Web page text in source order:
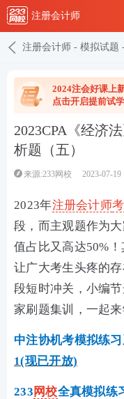
注册会计师
注册会计师 - 模拟试题 -
2024注会好课上
点击开启提前试学
2023CPA《经济
析题（五）
来源:233网校 2023-07-19
2023年注册会计师
段，而主观题作为
值占比又高达50%
让广大考生头疼的
段短时冲关，小编
家刷题集训，一起来
中注协机考模拟练习
1(现已开放)
233 网校全真模拟练